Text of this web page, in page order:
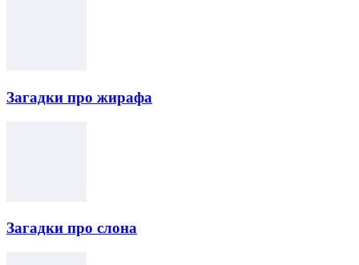
Загадки про жирафа
Загадки про слона